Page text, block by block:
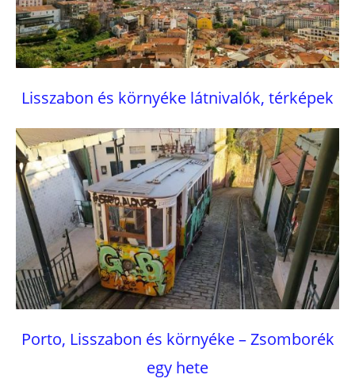
Lisszabon és környéke látnivalók, térképek
Porto, Lisszabon és környéke – Zsomborék
egy hete